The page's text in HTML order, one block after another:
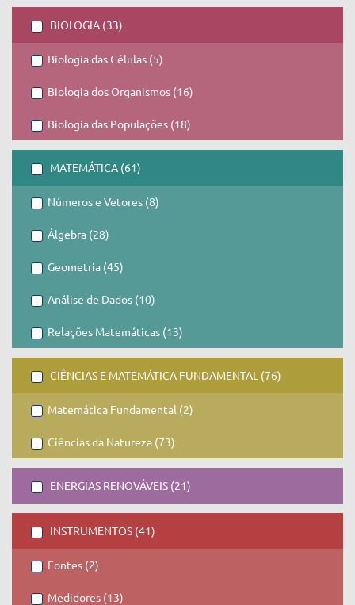
BIOLOGIA (33)
Biologia das Células (5)
Biologia dos Organismos (16)
Biologia das Populações (18)
MATEMÁTICA (61)
Números e Vetores (8)
Álgebra (28)
Geometria (45)
Análise de Dados (10)
Relações Matemáticas (13)
CIÊNCIAS E MATEMÁTICA FUNDAMENTAL (76)
Matemática Fundamental (2)
Ciências da Natureza (73)
ENERGIAS RENOVÁVEIS (21)
INSTRUMENTOS (41)
Fontes (2)
Medidores (13)